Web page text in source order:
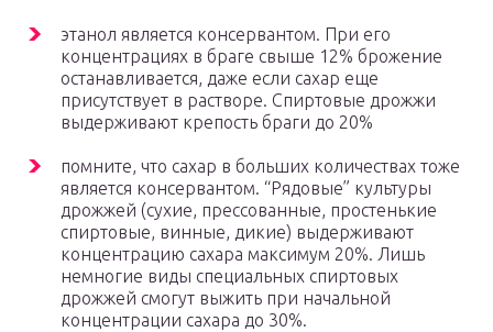
этанол является консервантом. При его
концентрациях в браге свыше 12% брожение
останавливается, даже если сахар еще
присутствует в растворе. Спиртовые дрожжи
выдерживают крепость браги до 20%
помните, что сахар в больших количествах тоже
является консервантом. “Рядовые” культуры
дрожжей (сухие, прессованные, простенькие
спиртовые, винные, дикие) выдерживают
концентрацию сахара максимум 20%. Лишь
немногие виды специальных спиртовых
дрожжей смогут выжить при начальной
концентрации сахара до 30%.